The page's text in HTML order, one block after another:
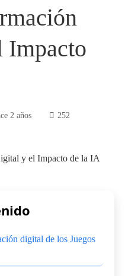
2 años 252
digital de los Juegos